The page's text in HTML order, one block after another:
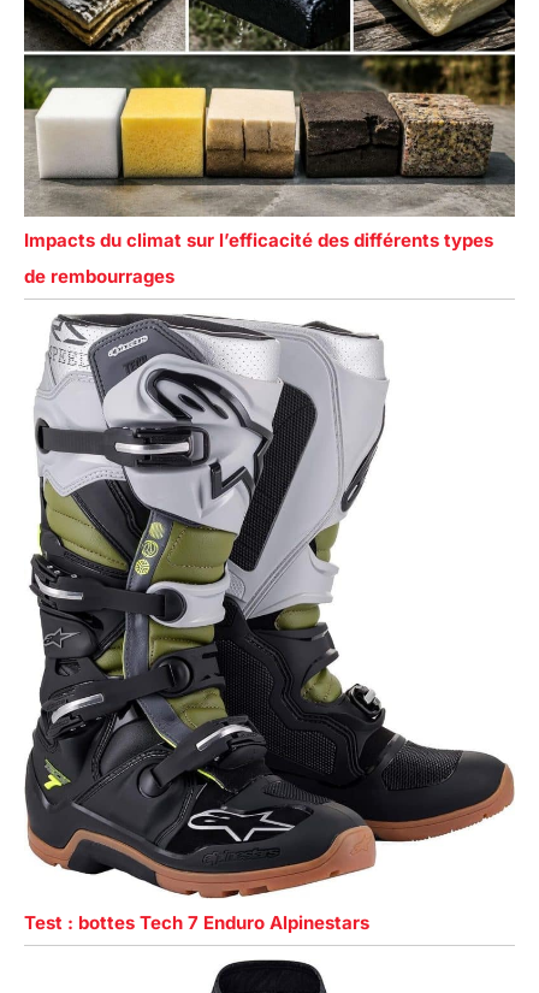
Impacts du climat sur l’efficacité des différents types
de rembourrages
Test : bottes Tech 7 Enduro Alpinestars